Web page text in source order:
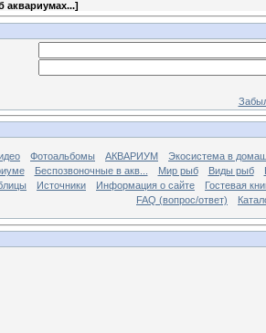
аквариумах...]
Фотоальбомы АКВАРИУМ
Экосистема в
Беспозвоночные в акв... Мир рыб Виды рыб
Источники Информация о сайте
Гостевая
FAQ (вопрос/ответ)